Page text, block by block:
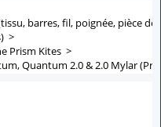
barres, fil, poignée, pièce de
>
Prism Kites >
Quantum 2.0 & 2.0 Mylar